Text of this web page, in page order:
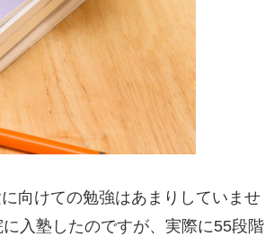
向けての勉強はあまりしていませ
入塾したのですが、実際に55段階